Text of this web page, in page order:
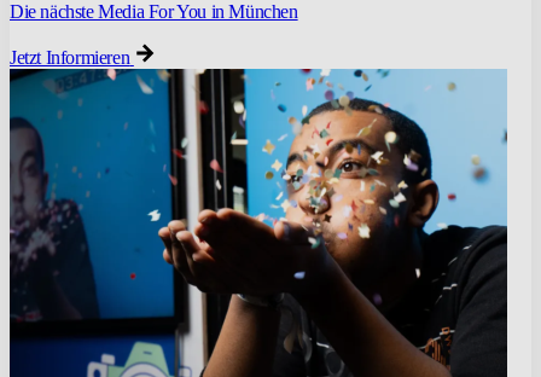
Die nächste Media For You in München
Jetzt Informieren